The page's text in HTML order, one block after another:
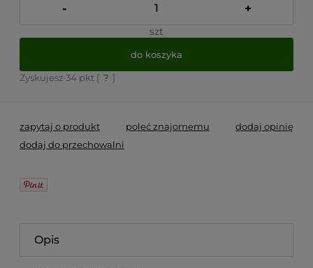
- +
szt
do koszyka
Zyskujesz 34 pkt [ ? ]
zapytaj o produkt poleć znajomemu
dodaj opinię
dodaj do przechowalni
Opis